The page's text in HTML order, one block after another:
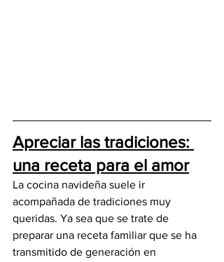
Apreciar las tradiciones:
una receta para el amor
La cocina navideña suele ir
acompañada de tradiciones muy
queridas. Ya sea que se trate de
preparar una receta familiar que se ha
transmitido de generación en